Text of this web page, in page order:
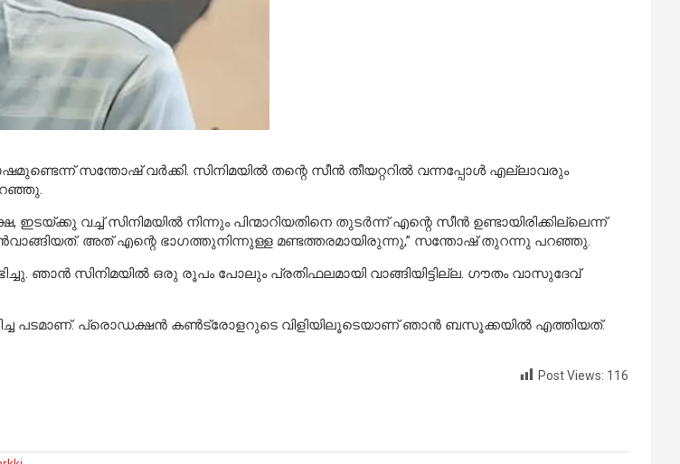
സന്തോഷ് വർക്കി. സിനിമയിൽ തന്റെ സീൻ തീയറ്ററിൽ വന്നപ്പോൾ എല്ലാവരും
വച്ച് സിനിമയിൽ നിന്നും പിന്മാറിയതിനെ തുടർന്ന് എന്റെ സീൻ ഉണ്ടായിരിക്കില്ലെന്ന്
അത് എന്റെ ഭാഗത്തുനിന്നുള്ള മണ്ടത്തരമായിരുന്നു,” സന്തോഷ് തുറന്നു പറഞ്ഞു.
ഞാൻ സിനിമയിൽ ഒരു രൂപം പോലും പ്രതിഫലമായി വാങ്ങിയിട്ടില്ല. ഗൗതം വാസുദേവ്
പടമാണ്. പ്രൊഡക്ഷൻ കൺട്രോളറുടെ വിളിയിലൂടെയാണ് ഞാൻ ബസൂക്കയിൽ എത്തിയത്.
Post Views: 116